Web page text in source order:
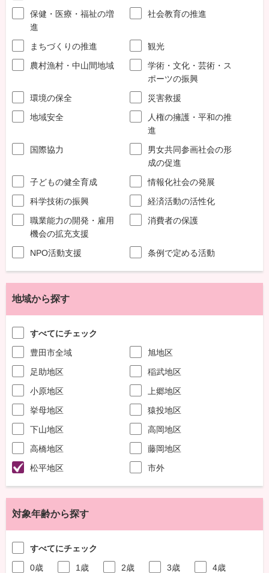
保健・医療・福祉の増
進
社会教育の推進
まちづくりの推進
観光
農村漁村・中山間地域
学術・文化・芸術・ス
ポーツの振興
環境の保全
災害救援
地域安全
人権の擁護・平和の推
進
国際協力
男女共同参画社会の形
成の促進
子どもの健全育成
情報化社会の発展
科学技術の振興
経済活動の活性化
職業能力の開発・雇用
機会の拡充支援
消費者の保護
NPO活動支援 条例で定める活動
地域から探す
すべてにチェック
豊田市全域
旭地区
足助地区
稲武地区
小原地区
上郷地区
挙母地区
猿投地区
下山地区
高岡地区
高橋地区
藤岡地区
松平地区
市外
対象年齢から探す
すべてにチェック
0歳
1歳 2歳 3歳
4歳